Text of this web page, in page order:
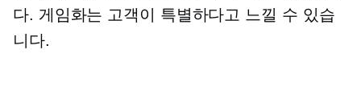
다. 게임화는 고객이 특별하다고 느낄 수 있습
니다.